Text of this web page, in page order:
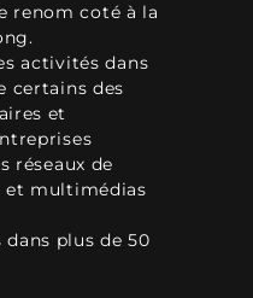
renom coté à la
activités dans
certains des
et
réseaux de
et multimédias
plus de 50